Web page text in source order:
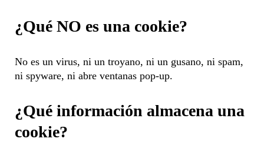
¿Qué NO es una cookie?
No es un virus, ni un troyano, ni un gusano, ni spam,
ni spyware, ni abre ventanas pop-up.
¿Qué información almacena una
cookie?